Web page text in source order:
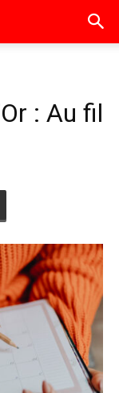
: Au fil